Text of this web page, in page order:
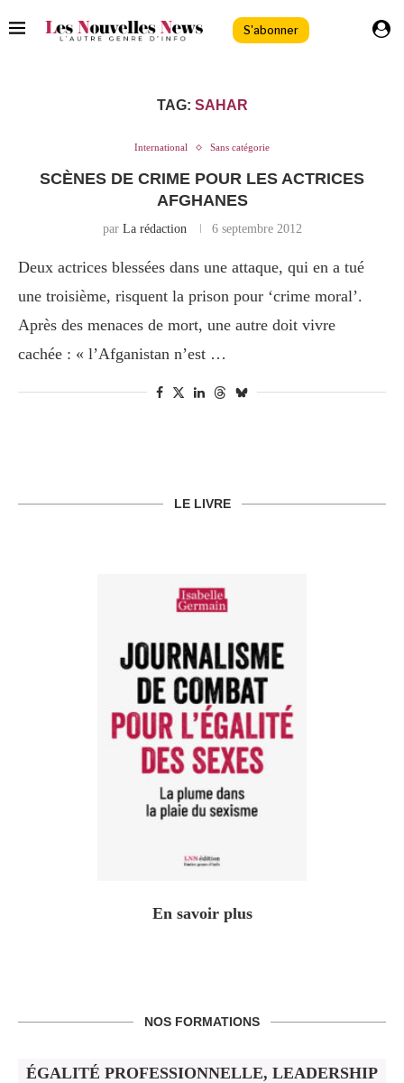
S'abonner
TAG: SAHAR
International Sans catégorie
SCÈNES DE CRIME POUR LES ACTRICES
AFGHANES
par La rédaction 6 septembre 2012
Deux actrices blessées dans une attaque, qui en a tué
une troisième, risquent la prison pour ‘crime moral’.
Après des menaces de mort, une autre doit vivre
cachée : « l’Afganistan n’est …
LE LIVRE
En savoir plus
NOS FORMATIONS
ÉGALITÉ PROFESSIONNELLE, LEADERSHIP